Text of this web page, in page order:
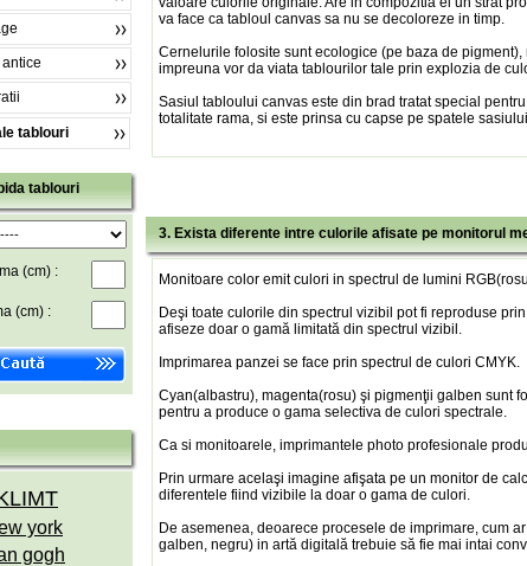
tablouri
tablouri
(cm) :
(cm) :
york
gogh
va face ca tabloul canvas sa nu se decoloreze in timp.
Cernelurile folosite sunt ecologice (pe baza de
impreuna vor da viata tablourilor tale prin explozia de
Sasiul tabloului canvas este din brad tratat special
totalitate rama, si este prinsa cu capse pe spatele
3. Exista diferente intre culorile afisate pe monitorul
Monitoare color emit culori in spectrul de lumini
Deşi toate culorile din spectrul vizibil pot fi reproduse
afiseze doar o gamă limitată din spectrul vizibil.
Imprimarea panzei se face prin spectrul de culori CMYK.
Cyan(albastru), magenta(rosu) şi pigmenţii galben sunt
pentru a produce o gama selectiva de culori spectrale.
Ca si monitoarele, imprimantele photo profesionale
Prin urmare acelaşi imagine afişata pe un monitor de
diferentele fiind vizibile la doar o gama de culori.
De asemenea, deoarece procesele de imprimare, cum
galben, negru) in artă digitală trebuie să fie mai intai